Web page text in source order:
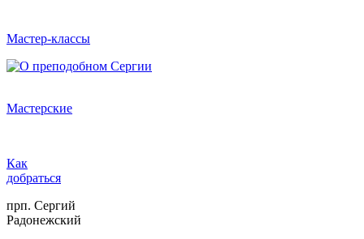
Мастер-классы
Мастерские
Как
добраться
прп. Сергий
Радонежский